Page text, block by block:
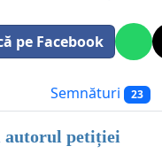
pe Facebook
Semnături 23
autorul petiției